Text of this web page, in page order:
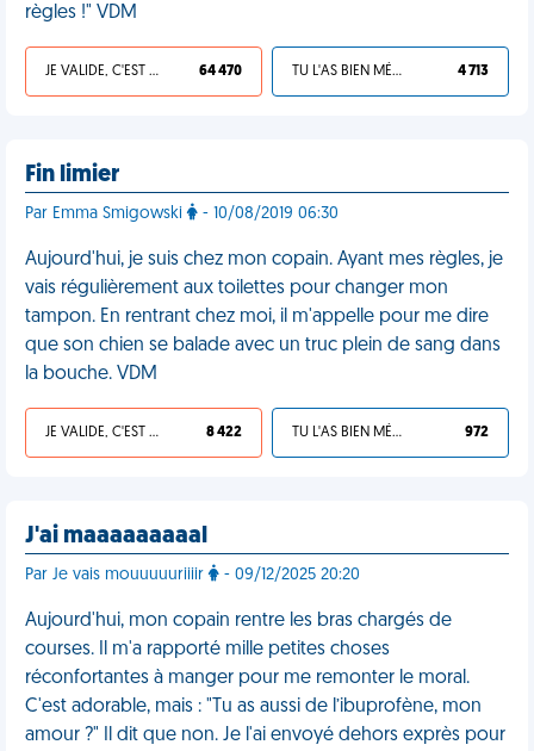
règles !" VDM
JE VALIDE, C'EST UNE VDM 64 470 TU L'AS BIEN MÉRITÉ 4 713
Fin limier
Par Emma Smigowski - 10/08/2019 06:30
Aujourd'hui, je suis chez mon copain. Ayant mes règles, je
vais régulièrement aux toilettes pour changer mon
tampon. En rentrant chez moi, il m'appelle pour me dire
que son chien se balade avec un truc plein de sang dans
la bouche. VDM
JE VALIDE, C'EST UNE VDM 8 422 TU L'AS BIEN MÉRITÉ 972
J'ai maaaaaaaaal
Par Je vais mouuuuuriiiir - 09/12/2025 20:20
Aujourd'hui, mon copain rentre les bras chargés de
courses. Il m'a rapporté mille petites choses
réconfortantes à manger pour me remonter le moral.
C'est adorable, mais : "Tu as aussi de l’ibuprofène, mon
amour ?" Il dit que non. Je l'ai envoyé dehors exprès pour